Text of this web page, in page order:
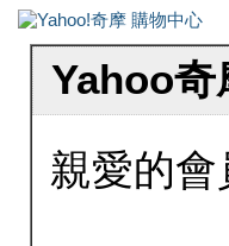
Yahoo奇
親愛的會